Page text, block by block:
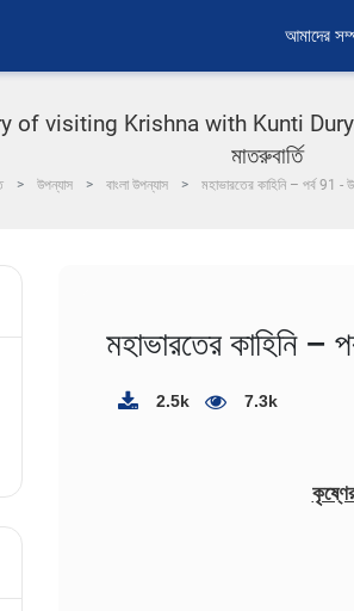
আমাদের
visiting Krishna with Kunti
মাতরুবার্তি
উপন্যাস বাংলা উপন্যাস মহাভারতের কাহিনি – পর্ব 91 -
মহাভারতের কাহিনি –
2.5k 7.3k